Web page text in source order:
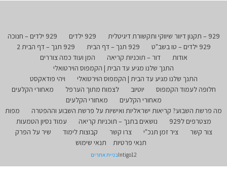
929 – תקנון דיוור שיווקי ותקשורת דיגיטלית 929 ילדים
929 ילדים – חנוכה
929 ילדים – טו בשב"ט
929 תנך – דף הבית
929 תנך – דף הבית 2
אודות
דור – תוכניות קריאה
המן ועוד כמה צוררים
התנך שלנו מגיע עד הבית | הקמפוס הוירטואלי
התנך שלנו מגיע עד הבית | הקמפוס הוירטואלי
ויהי פודאקסט
חלופה לעמוד הקמפוס
יוטיוב לצמוח מתוך הערפל
מאחורי הקלעים
מאחורי הקלעים
מאחורי הקלעים
מה פרשת השבוע? קריאות ישראליות ואישיות על פרשת השבוע וההפטרה
מפות
מצטרפים ל929
נושאים בתנך – תוכניות קריאה
עמוד נסיון הטמעות
צור קשר
ציר זמן תנכ"י צרו קשר קבוצות לימוד
שיר על הפרק
תנאי פרטיות
תנאי שימוש
Intigo12בניית אתרים